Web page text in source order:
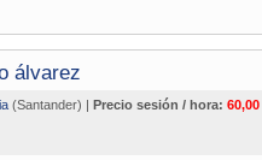
álvarez
(Santander) | Precio sesión / hora: